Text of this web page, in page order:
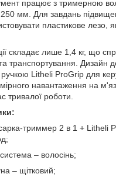
працює з тримерною
250 мм. Для завдань
пластикове лезо,
складає лише 1,4 кг, що
транспортування. Дизайн
Litheli ProGrip для
навантаження на
тривалої роботи.
триммер 2 в 1 + Litheli
– волосінь;
– щітковий;